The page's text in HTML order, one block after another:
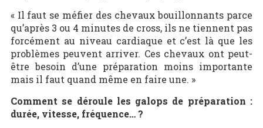
« Il faut se méfier des chevaux bouillonnants parce
qu’après 3 ou 4 minutes de cross, ils ne tiennent pas
forcément au niveau cardiaque et c’est là que les
problèmes peuvent arriver. Ces chevaux ont peut-
être besoin d’une préparation moins importante
mais il faut quand même en faire une. »
Comment se déroule les galops de préparation :
durée, vitesse, fréquence… ?